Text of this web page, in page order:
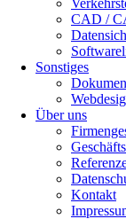
CAD /
Sonstiges
Über uns
Kontakt